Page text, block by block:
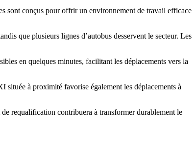
sont conçus pour offrir un environnement de travail efficace
que plusieurs lignes d’autobus desservent le secteur. Les
en quelques minutes, facilitant les déplacements vers la
située à proximité favorise également les déplacements à
requalification contribuera à transformer durablement le